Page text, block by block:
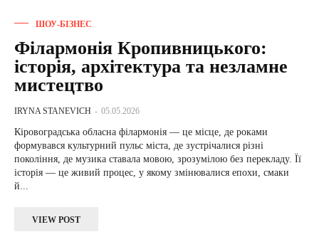
ШОУ-БІЗНЕС
Філармонія Кропивницького:
історія, архітектура та незламне
мистецтво
IRYNA STANEVICH - 05.05.2026
Кіровоградська обласна філармонія — це місце, де роками
формувався культурний пульс міста, де зустрічалися різні
покоління, де музика ставала мовою, зрозумілою без перекладу. Її
історія — це живий процес, у якому змінювалися епохи, смаки
й...
VIEW POST